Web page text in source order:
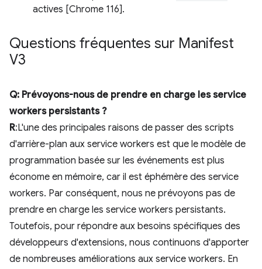
actives [Chrome 116].
Questions fréquentes sur Manifest
V3
Q: Prévoyons-nous de prendre en charge les service
workers persistants ?
R:L'une des principales raisons de passer des scripts
d'arrière-plan aux service workers est que le modèle de
programmation basée sur les événements est plus
économe en mémoire, car il est éphémère des service
workers. Par conséquent, nous ne prévoyons pas de
prendre en charge les service workers persistants.
Toutefois, pour répondre aux besoins spécifiques des
développeurs d'extensions, nous continuons d'apporter
de nombreuses améliorations aux service workers. En